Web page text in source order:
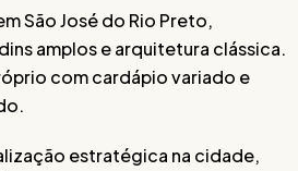
São José do Rio Preto,
amplos e arquitetura clássica.
com cardápio variado e
estratégica na cidade,